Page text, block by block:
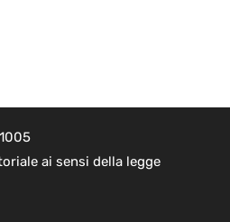
ai sensi della legge